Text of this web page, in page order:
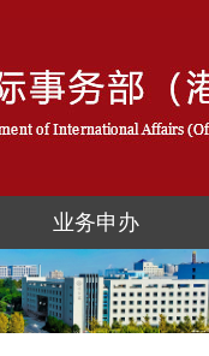
业务申办